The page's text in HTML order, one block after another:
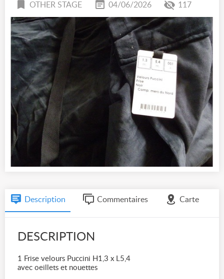
OTHER STAGE 04/06/2026 117
Description Commentaires Carte
DESCRIPTION
1 Frise velours Puccini H1,3 x L5,4
avec oeillets et nouettes